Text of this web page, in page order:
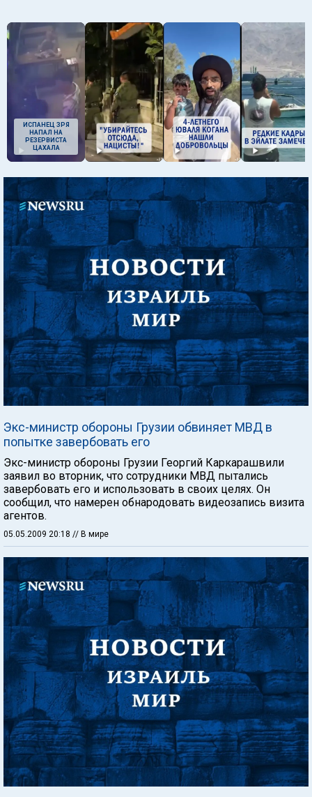
ИСПАНЕЦ ЗРЯ
НАПАЛ НА
РЕЗЕРВИСТА
ЦАХАЛА
Экс-министр обороны Грузии обвиняет МВД в
попытке завербовать его
Экс-министр обороны Грузии Георгий Каркарашвили
заявил во вторник, что сотрудники МВД пытались
завербовать его и использовать в своих целях. Он
сообщил, что намерен обнародовать видеозапись визита
агентов.
05.05.2009 20:18 // В мире